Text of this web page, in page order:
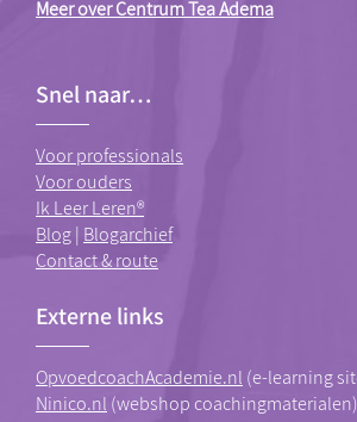
Meer over Centrum Tea Adema
Snel naar…
Voor professionals
Voor ouders
Ik Leer Leren®
Blog| Blogarchief
Contact & route
Externe links
OpvoedcoachAcademie.nl (e-learning
Ninico.nl (webshop coachingmaterialen)